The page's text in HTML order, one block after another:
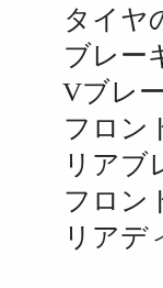
タイヤ
ブレー
Vブレ
フロン
リアブ
フロン
リアデ